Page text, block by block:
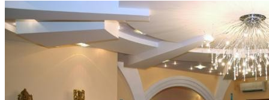
Продам республики 2 комн 86 серия. С/
Продам республики 2 комн 86 серия. С/у совмещен.
хорошее. Центр города. Цена 2300000